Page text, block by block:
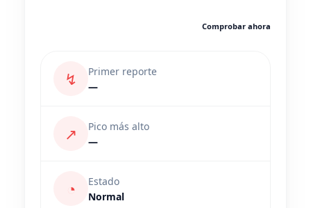
Comprobar ahora
↯
Primer reporte
—
↗
Pico más alto
—
◔
Estado
Normal